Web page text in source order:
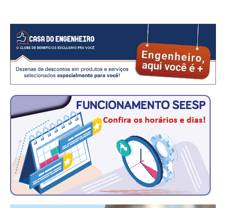
COMUNICAÇÃO
PALAVRA DO MURILO
CONTEÚDO ESPECIAL
JORNAL DO ENGENHEIRO
AGENDA
SEESP NOTÍCIAS
NOTÍCIAS NO WHATSAPP
FOTOS